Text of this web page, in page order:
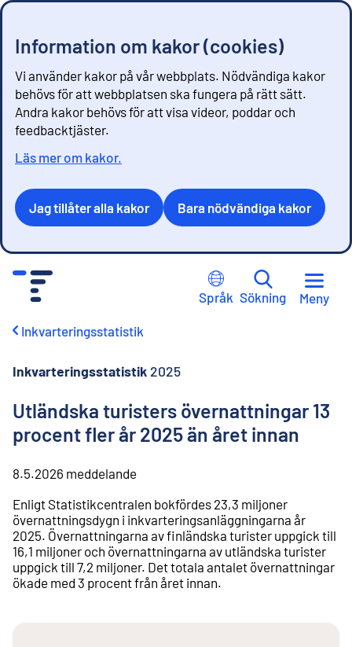
Information om kakor (cookies)
Vi använder kakor på vår webbplats. Nödvändiga kakor
behövs för att webbplatsen ska fungera på rätt sätt.
Andra kakor behövs för att visa videor, poddar och
feedbacktjäster.
Läs mer om kakor.
Jag tillåter alla kakor Bara nödvändiga kakor
Språk Sökning Meny
Inkvarteringsstatistik
Inkvarteringsstatistik 2025
Utländska turisters övernattningar 13
procent fler år 2025 än året innan
8.5.2026 meddelande
Enligt Statistikcentralen bokfördes 23,3 miljoner
övernattningsdygn i inkvarteringsanläggningarna år
2025. Övernattningarna av finländska turister uppgick till
16,1 miljoner och övernattningarna av utländska turister
uppgick till 7,2 miljoner. Det totala antalet övernattningar
ökade med 3 procent från året innan.